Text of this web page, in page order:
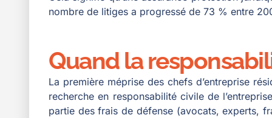
nombre de litiges a progressé de 73 % entre
Quand la
La première méprise des chefs d’entreprise
recherche en responsabilité civile de
partie des frais de défense (avocats, experts,